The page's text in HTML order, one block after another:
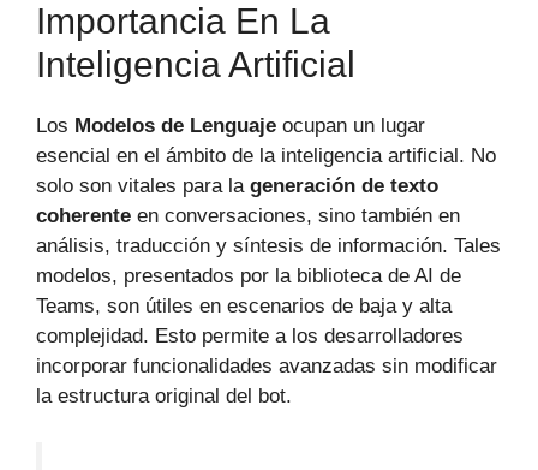
Importancia En La
Inteligencia Artificial
Los Modelos de Lenguaje ocupan un lugar
esencial en el ámbito de la inteligencia artificial. No
solo son vitales para la generación de texto
coherente en conversaciones, sino también en
análisis, traducción y síntesis de información. Tales
modelos, presentados por la biblioteca de AI de
Teams, son útiles en escenarios de baja y alta
complejidad. Esto permite a los desarrolladores
incorporar funcionalidades avanzadas sin modificar
la estructura original del bot.